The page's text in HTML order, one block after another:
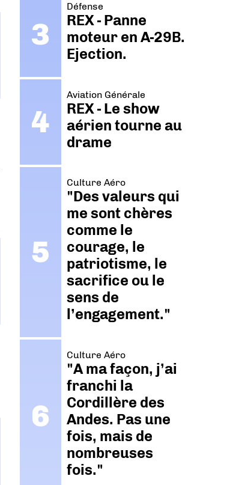
Défense
REX - Panne
moteur en A-29B.
Ejection.
Aviation Générale
REX - Le show
aérien tourne au
drame
Culture Aéro
"Des valeurs qui
me sont chères
comme le
courage, le
patriotisme, le
sacrifice ou le
sens de
l’engagement."
Culture Aéro
"A ma façon, j’ai
franchi la
Cordillère des
Andes. Pas une
fois, mais de
nombreuses
fois."